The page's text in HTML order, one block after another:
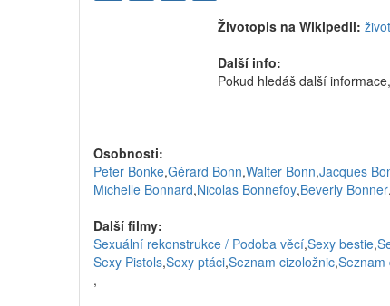
Životopis na Wikipedii:
Další info:
Pokud hledáš další
Osobnosti:
Peter Bonke,Gérard Bonn,Walter Bonn,Jacques
Michelle Bonnard,Nicolas Bonnefoy,Beverly Bonner,
Další filmy:
Sexuální rekonstrukce / Podoba věcí,Sexy bestie,
Sexy Pistols,Sexy ptáci,Seznam cizoložnic,Seznam
,